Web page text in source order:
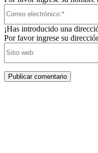
¡Has introducido una
Por favor ingrese su